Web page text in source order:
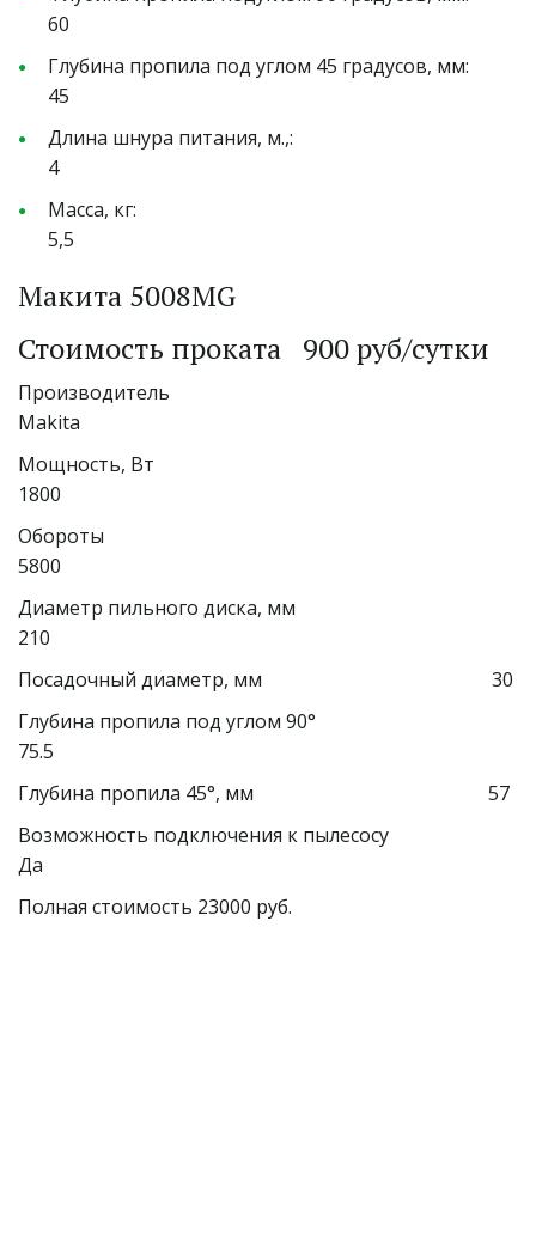
60
Глубина пропила под углом 45 градусов, мм:
45
Длина шнура питания, м.,:
4
Масса, кг:
5,5
Макита 5008MG
Стоимость проката   900 руб/сутки
Производитель
Makita
Мощность, Вт
1800
Обороты
5800
Диаметр пильного диска, мм
210
Посадочный диаметр, мм                                                30
Глубина пропила под углом 90°
75.5
Глубина пропила 45°, мм                                                 57
Возможность подключения к пылесосу
Да
Полная стоимость 23000 руб.